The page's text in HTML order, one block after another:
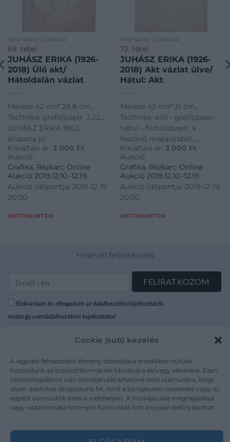
Cookie (süti) kezelés
A legjobb felhasználói élmény biztosítása érdekében sütiket
használunk az eszközinformációk tárolására és/vagy elérésére. Ezen
technológiákhoz való hozzájárulás lehetővé teszi számunkra, hogy
olyan adatokat dolgozzunk fel, mint a böngészési viselkedés vagy az
egyedi azonosítók ezen a webhelyen. A hozzájárulás megtagadása
vagy visszavonása bizonyos funkciókat hátrányosan befolyásolhat.
FESTMÉNY, GRAFIKA
69. tétel:
JUHÁSZ ERIKA (1926-
2018) Ülő akt/
Hátoldalán vázlat
Mérete 42 cm* 29,8 cm,
Technika: grafit/papír, J.J.L.:
JUHÁSZ ERIKA 1962,
állapota jó
Kikiáltási ár: 3 000 Ft
Aukció:
Grafika, Rézkarc Online
Aukció 2019.12.10.-12.19.
Aukció időpontja: 2019-12-19
20:00
MEGTEKINTEM
FESTMÉNY, GRAFIKA
72. tétel:
JUHÁSZ ERIKA (1926-
2018) Akt vázlat ülve/
Hátul: Akt
Mérete 43 cm* 31 cm,
Technika: elől - grafit/papír,
hátul - filctoll/papír, a
festőnő mappájából,
állapota: kicsit a szélei
használtak, J.J.L.: JUHÁSZ
ERIKA 1965
Kikiáltási ár: 3 000 Ft
Aukció:
Grafika, Rézkarc Online
Aukció 2019.12.10.-12.19.
Aukció időpontja: 2019-12-19
20:00
MEGTEKINTEM
Hírlevél feliratkozás
Elolvastam és elfogadom az Adatkezelési tájékoztatót:
mutargy.com/adatkezelesi-tajekoztato/
Karrier
Kapcsolat
Áraink
Adatvédelem
Impresszum